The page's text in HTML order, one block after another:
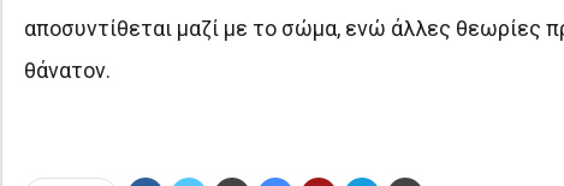
αποσυντίθεται μαζί με το σώμα, ενώ άλλες θεωρίες
θάνατον.